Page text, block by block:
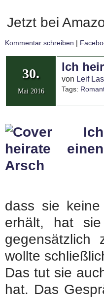
Jetzt bei
Kommentar schreiben |
30.
Mai 2016
Ich
von Leif
Tags:
dass sie keine
erhält, hat
gegensätzlich
wollte
Das tut sie
hat. Das